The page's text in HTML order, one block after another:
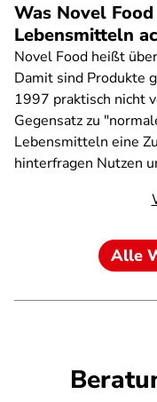
Was Novel
Lebensmitteln
Novel Food heißt
Damit sind Produkte
1997 praktisch nicht
Gegensatz zu
Lebensmitteln eine
hinterfragen Nutzen
Alle